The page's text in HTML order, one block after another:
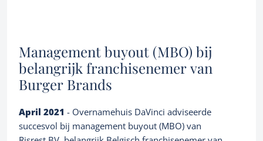
News
EN
Management buyout (MBO) bij
belangrijk franchisenemer van
Burger Brands
April 2021 - Overnamehuis DaVinci adviseerde
succesvol bij management buyout (MBO) van